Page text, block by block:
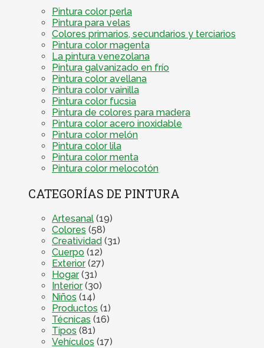
Pintura color perla
Pintura para velas
Colores primarios, secundarios y terciarios
Pintura color magenta
La pintura venezolana
Pintura galvanizado en frío
Pintura color avellana
Pintura color vainilla
Pintura color fucsia
Pintura de colores para madera
Pintura color acero inoxidable
Pintura color melón
Pintura color lila
Pintura color menta
Pintura color melocotón
CATEGORÍAS DE PINTURA
Artesanal (19)
Colores (58)
Creatividad (31)
Cuerpo (12)
Exterior(27)
Hogar(31)
Interior(30)
Niños (14)
Productos (1)
Técnicas (16)
Tipos (81)
Vehículos (17)